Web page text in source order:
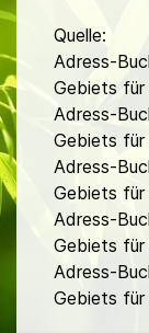
Quelle:
Adress-
Gebiets
Adress-
Gebiets für
Adress-
Gebiets für
Adress-
Gebiets für
Adress-
Gebiets für